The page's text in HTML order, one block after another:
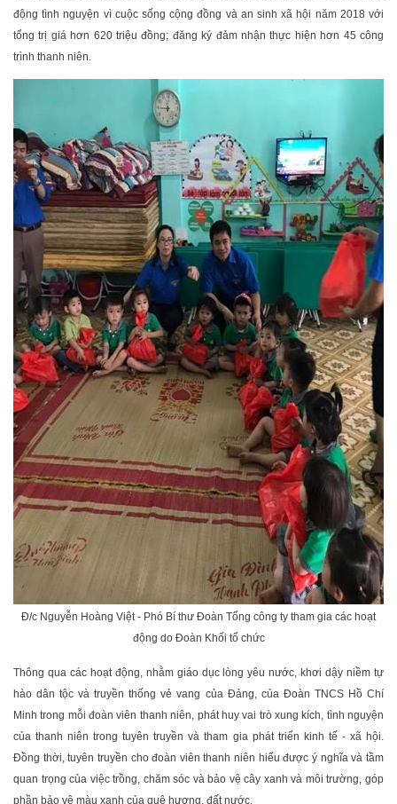
động tình nguyện vì cuộc sống cộng đồng và an sinh xã hội năm 2018 với
tổng trị giá hơn 620 triệu đồng; đăng ký đảm nhận thực hiện hơn 45 công
trình thanh niên.
Đ/c Nguyễn Hoàng Việt - Phó Bí thư Đoàn Tổng công ty tham gia các hoạt
động do Đoàn Khối tổ chức
Thông qua các hoạt động, nhằm giáo dục lòng yêu nước, khơi dậy niềm tự
hào dân tộc và truyền thống vẻ vang của Đảng, của Đoàn TNCS Hồ Chí
Minh trong mỗi đoàn viên thanh niên, phát huy vai trò xung kích, tình nguyện
của thanh niên trong tuyên truyền và tham gia phát triển kinh tế - xã hội.
Đồng thời, tuyên truyền cho đoàn viên thanh niên hiểu được ý nghĩa và tầm
quan trọng của việc trồng, chăm sóc và bảo vệ cây xanh và môi trường, góp
phần bảo vệ màu xanh của quê hương, đất nước.